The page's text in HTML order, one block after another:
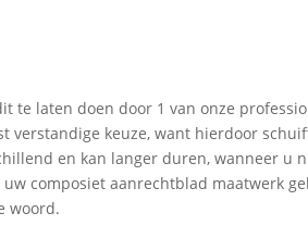
laten doen door 1 van onze
verstandige keuze, want hierdoor
en kan langer duren, wanneer u
composiet aanrechtblad maatwerk
woord.